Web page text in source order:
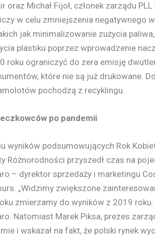
oraz Michał Fijoł, członek zarządu
w celu zmniejszenia negatywnego
jak minimalizowanie zużycia
plastiku poprzez wprowadzenie
roku ograniczyć do zera emisję
które nie są już drukowane.
pochodzą z recyklingu.
po pandemii
wyników podsumowujących Rok
Różnorodności przyszedł czas na
– dyrektor sprzedaży i marketingu
„Widzimy zwiększone
zmierzamy do wyników z 2019
Natomiast Marek Piksa, prezes
i wskazał na fakt, że polski rynek